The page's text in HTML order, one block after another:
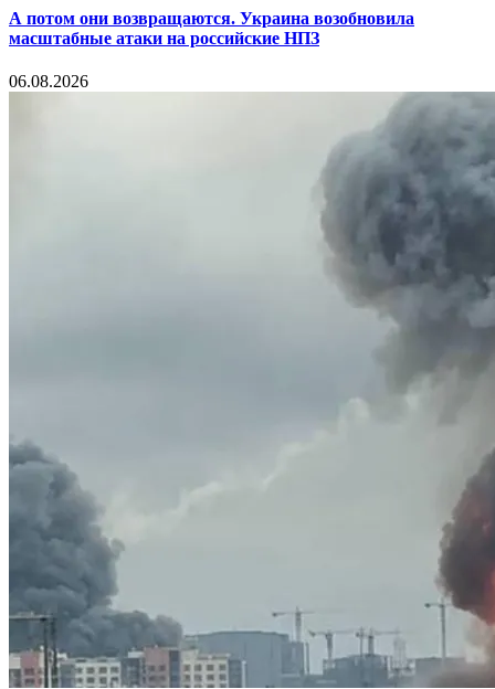
А потом они возвращаются. Украина возобновила
масштабные атаки на российские НПЗ
06.08.2026